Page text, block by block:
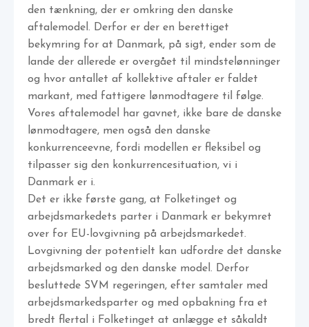
den tænkning, der er omkring den danske
aftalemodel. Derfor er der en berettiget
bekymring for at Danmark, på sigt, ender som de
lande der allerede er overgået til mindstelønninger
og hvor antallet af kollektive aftaler er faldet
markant, med fattigere lønmodtagere til følge.
Vores aftalemodel har gavnet, ikke bare de danske
lønmodtagere, men også den danske
konkurrenceevne, fordi modellen er fleksibel og
tilpasser sig den konkurrencesituation, vi i
Danmark er i.
Det er ikke første gang, at Folketinget og
arbejdsmarkedets parter i Danmark er bekymret
over for EU-lovgivning på arbejdsmarkedet.
Lovgivning der potentielt kan udfordre det danske
arbejdsmarked og den danske model. Derfor
besluttede SVM regeringen, efter samtaler med
arbejdsmarkedsparter og med opbakning fra et
bredt flertal i Folketinget at anlægge et såkaldt